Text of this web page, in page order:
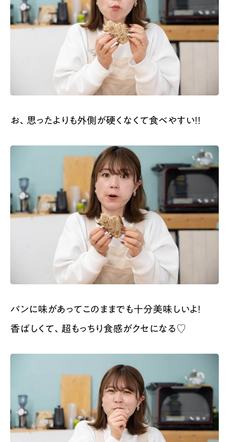
お、思ったよりも外側が硬くなくて食べやすい！！
パンに味があってこのままでも十分美味しいよ！
香ばしくて、超もっちり食感がクセになる♡